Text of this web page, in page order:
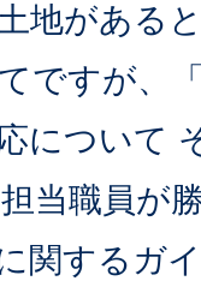
地がある
ですが、
について
当職員が
関するガ